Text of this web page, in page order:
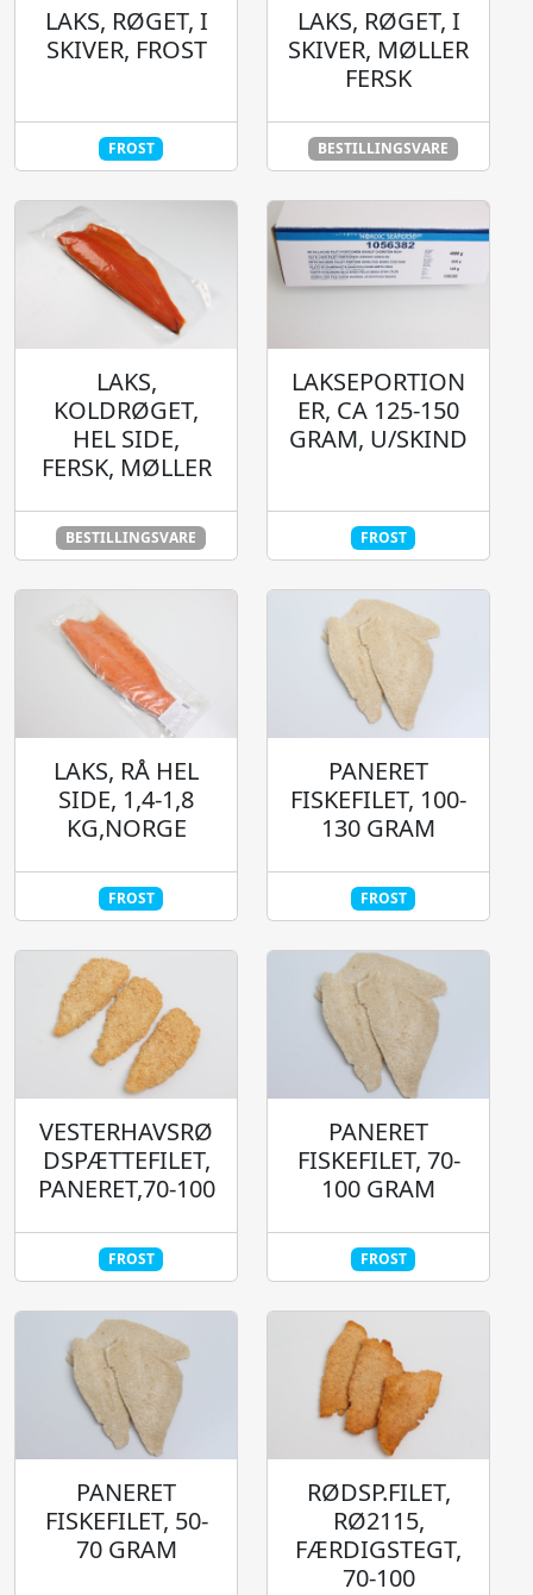
LAKS, RØGET, I
SKIVER, FROST
FROST
LAKS, RØGET, I
SKIVER, MØLLER
FERSK
BESTILLINGSVARE
LAKS,
KOLDRØGET,
HEL SIDE,
FERSK, MØLLER
BESTILLINGSVARE
LAKSEPORTION
ER, CA 125-150
GRAM, U/SKIND
FROST
LAKS, RÅ HEL
SIDE, 1,4-1,8
KG,NORGE
FROST
PANERET
FISKEFILET, 100-
130 GRAM
FROST
VESTERHAVSRØ
DSPÆTTEFILET,
PANERET,70-100
FROST
PANERET
FISKEFILET, 70-
100 GRAM
FROST
PANERET
FISKEFILET, 50-
70 GRAM
RØDSP.FILET,
RØ2115,
FÆRDIGSTEGT,
70-100